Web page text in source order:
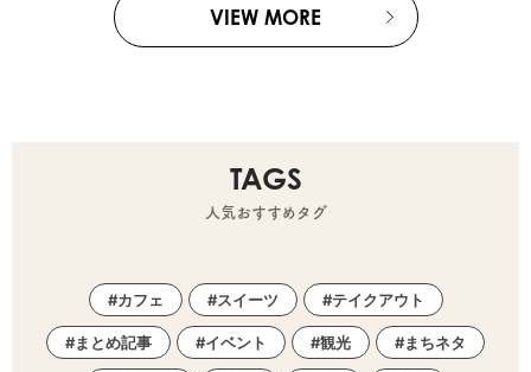
VIEW MORE
TAGS
人気おすすめタグ
カフェ スイーツ テイクアウト
まとめ記事 イベント 観光 まちネタ